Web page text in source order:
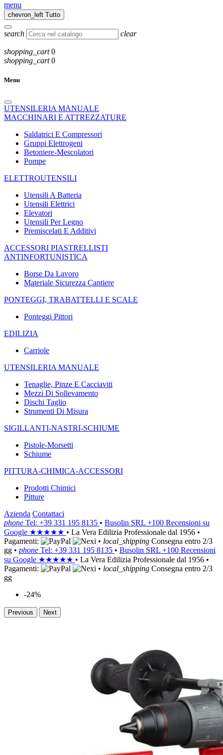
menu
chevron_left Tutto
search clear
shopping_cart 0
shopping_cart 0
Menu
UTENSILERIA MANUALE
MACCHINARI E ATTREZZATURE
Saldatrici E Compressori
Gruppi Elettrogeni
Betoniere-Mescolatori
Pompe
ELETTROUTENSILI
Utensili A Batteria
Utensili Elettrici
Elevatori
Utensili Per Legno
Premiscelati E Additivi
ACCESSORI PIASTRELLISTI
ANTINFORTUNISTICA
Borse Da Lavoro
Materiale Sicurezza Cantiere
PONTEGGI, TRABATTELLI E SCALE
Ponteggi Pittori
EDILIZIA
Carriole
UTENSILERIA MANUALE
Tenaglie, Pinze E Cacciaviti
Mezzi Di Sollevamento
Dischi Taglio
Strumenti Di Misura
SIGILLANTI-NASTRI-SCHIUME
Pistole-Morsetti
Schiume
PITTURA-CHIMICA-ACCESSORI
Prodotti Chimici
Pitture
Azienda Contattaci
phone Tel: +39 331 195 8135 • Busolin SRL +100 Recensioni su
Google ★★★★★ • La Vera Edilizia Professionale dal 1956 •
Pagamenti:
• local_shipping Consegna entro 2/3
gg • phone Tel: +39 331 195 8135 • Busolin SRL +100 Recensioni
su Google ★★★★★ • La Vera Edilizia Professionale dal 1956 •
Pagamenti:
• local_shipping Consegna entro 2/3
gg
-24%
Previous Next